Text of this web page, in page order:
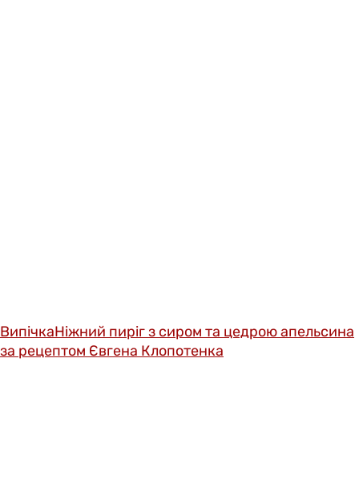
ВипічкаНіжний пиріг з сиром та цедрою апельсина
за рецептом Євгена Клопотенка